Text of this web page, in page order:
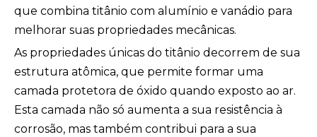
que combina titânio com alumínio e vanádio para
melhorar suas propriedades mecânicas.
As propriedades únicas do titânio decorrem de sua
estrutura atômica, que permite formar uma
camada protetora de óxido quando exposto ao ar.
Esta camada não só aumenta a sua resistência à
corrosão, mas também contribui para a sua